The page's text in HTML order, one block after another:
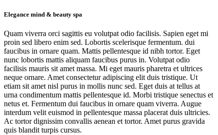
Elegance mind & beauty spa
Quam viverra orci sagittis eu volutpat odio facilisis. Sapien eget mi
proin sed libero enim sed. Lobortis scelerisque fermentum. dui
faucibus in ornare quam. Mattis pellentesque id nibh tortor. Eget
nunc lobortis mattis aliquam faucibus purus in. Volutpat odio
facilisis mauris sit amet massa. Mi eget mauris pharetra et ultrices
neque ornare. Amet consectetur adipiscing elit duis tristique. Ut
etiam sit amet nisl purus in mollis nunc sed. Eget duis at tellus at
urna condimentum mattis pellentesque id. Morbi tristique senectus et
netus et. Fermentum dui faucibus in ornare quam viverra. Augue
interdum velit euismod in pellentesque massa placerat duis ultricies.
Ac tortor dignissim convallis aenean et tortor. Amet purus gravida
quis blandit turpis cursus.